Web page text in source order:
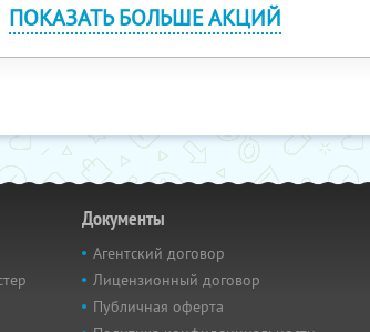
ПОКАЗАТЬ БОЛЬШЕ АКЦИЙ
Документы
Агентский договор
Лицензионный договор
Публичная оферта